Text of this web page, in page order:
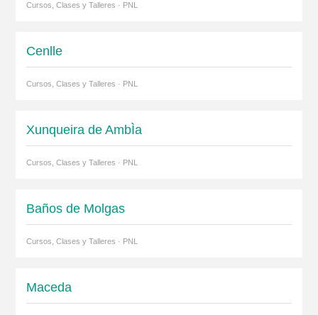
Cursos, Clases y Talleres · PNL
Cenlle
Cursos, Clases y Talleres · PNL
Xunqueira de AmbÌa
Cursos, Clases y Talleres · PNL
Baños de Molgas
Cursos, Clases y Talleres · PNL
Maceda